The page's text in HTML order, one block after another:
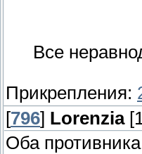
Все
Прикрепления:
[796] Lorenzia
Оба